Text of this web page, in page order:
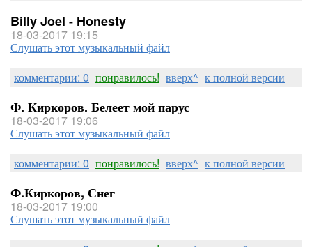
Billy Joel - Honesty
18-03-2017 19:15
Слушать этот музыкальный файл
комментарии: 0 понравилось! вверх^ к полной версии
Ф. Киркоров. Белеет мой парус
18-03-2017 19:06
Слушать этот музыкальный файл
комментарии: 0 понравилось! вверх^ к полной версии
Ф.Киркоров, Снег
18-03-2017 19:00
Слушать этот музыкальный файл